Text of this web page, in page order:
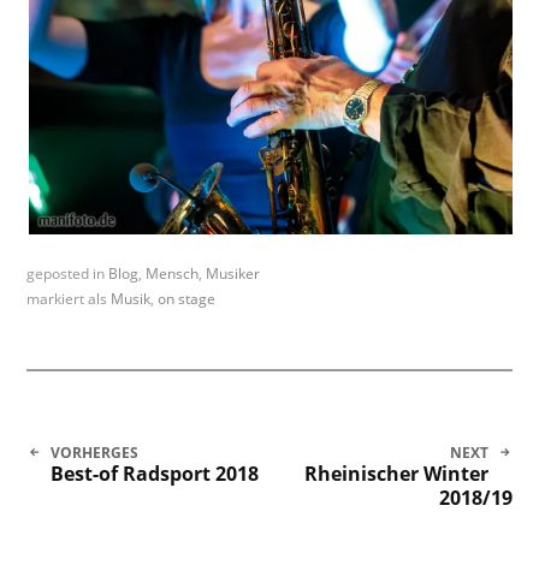
geposted in Blog, Mensch, Musiker
markiert als Musik,on stage
Beitragsnavigation
VORHERGES
Best-of Radsport 2018
NEXT
Rheinischer Winter
2018/19